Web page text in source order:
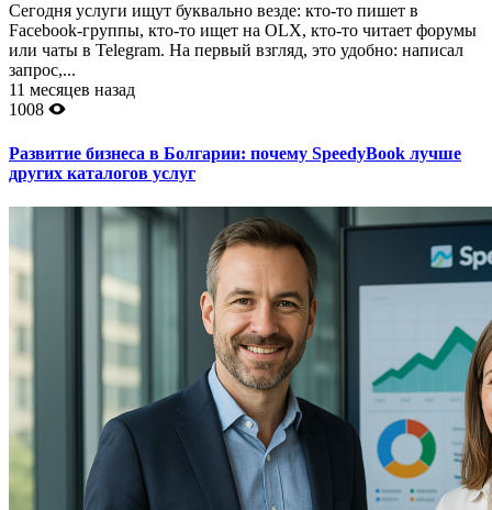
Сегодня услуги ищут буквально везде: кто-то пишет в
Facebook-группы, кто-то ищет на OLX, кто-то читает форумы
или чаты в Telegram. На первый взгляд, это удобно: написал
запрос,...
11 месяцев назад
1008
Развитие бизнеса в Болгарии: почему SpeedyBook лучше
других каталогов услуг